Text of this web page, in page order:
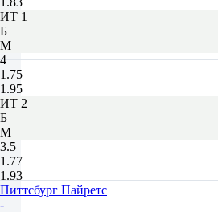
ИТ 1
Б
М
4
1.75
1.95
ИТ 2
Б
М
3.5
1.77
1.93
Питтсбург Пайретс
-